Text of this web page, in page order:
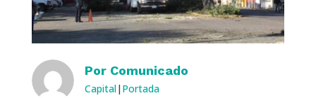
Por Comunicado
Capital| Portada